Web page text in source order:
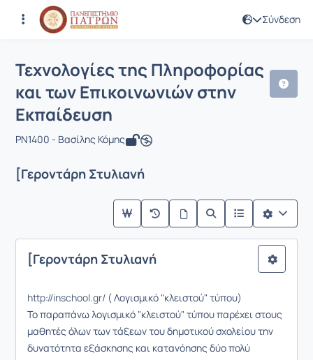
Σύνδεση
Μάθημα : Τεχνολογίες της
Κωδικός : PN1400
Τεχνολογίες της Πληροφορίας
και των Επικοινωνιών στην
Εκπαίδευση
PN1400 - Βασίλης Κόμης
[Γεροντάρη Στυλιανή
[Γεροντάρη Στυλιανή
http://inschool.gr/ ( Λογισμικό "κλειστού" τύπου)
Το παραπάνω λογισμικό "κλειστού" τύπου παρέχει στους
μαθητές όλων των τάξεων του δημοτικού σχολείου την
δυνατότητα εξάσκησης και κατανόησης δύο πολύ